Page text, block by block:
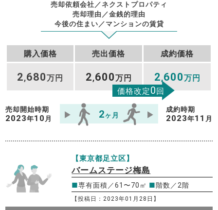
売却依頼会社／ネクストプロパティ
売却理由／金銭的理由
今後の住まい／マンションの賃貸
購入価格 売出価格 成約価格
2,680万円 2,600万円 2,600万円
価格改定0回
売却開始時期
2023年10 月 2ヶ月
成約時期
2023年11 月
【東京都足立区】
バームステージ梅島
■専有面積／61〜70㎡ ■階数／2階
【投稿日：2023年01月28日】